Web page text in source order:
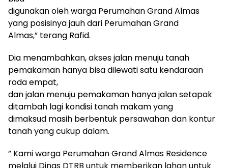
digunakan oleh warga Perumahan Grand Almas
yang posisinya jauh dari Perumahan Grand
Almas,” terang Rafid.
Dia menambahkan, akses jalan menuju tanah
pemakaman hanya bisa dilewati satu kendaraan
roda empat,
dan jalan menuju pemakaman hanya jalan setapak
ditambah lagi kondisi tanah makam yang
dimaksud masih berbentuk persawahan dan kontur
tanah yang cukup dalam.
” Kami warga Perumahan Grand Almas Residence